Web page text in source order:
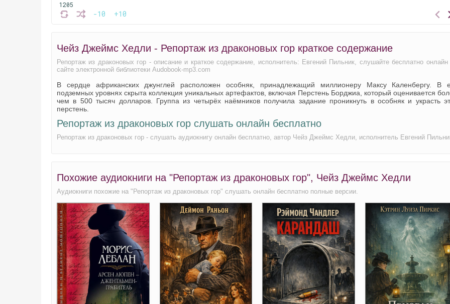
-10 +10
1205
1206
1302
1303
1304
1305
1401
1404
1405
1406
1501
1502
1503
1504
1505
Чейз Джеймс Хедли - Репортаж из драконовых гор краткое содержание
Репортаж из драконовых гор - описание и краткое содержание, исполнитель: Евгений Пильник, слушайте бесплатно онлайн
сайте электронной библиотеки Audobook-mp3.com
В сердце африканских джунглей расположен особняк, принадлежащий миллионеру Максу Каленбергу. В
подземных уровнях скрыта коллекция уникальных артефактов, включая Перстень Борджиа, который оценивается
чем в 500 тысяч долларов. Группа из четырёх наёмников получила задание проникнуть в особняк и украсть
перстень.
Репортаж из драконовых гор слушать онлайн бесплатно
Репортаж из драконовых гор - слушать аудиокнигу онлайн бесплатно, автор Чейз Джеймс Хедли, исполнитель Евгений
Похожие аудиокниги на "Репортаж из драконовых гор", Чейз Джеймс Хедли
Аудиокниги похожие на "Репортаж из драконовых гор" слушать онлайн бесплатно полные версии.